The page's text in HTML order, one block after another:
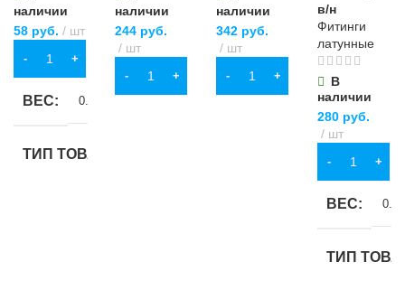
наличии
58 руб. шт
В КОРЗИНУ
ВЕС 0.021 кг
ТИП ТОВАРА
наличии
244 руб.
шт
В КОРЗИНУ
наличии
342 руб.
шт
В КОРЗИНУ
в/н
Фитинги
латунные
В
наличии
280 руб.
шт
В КОРЗИНУ
ВЕС
ТИП